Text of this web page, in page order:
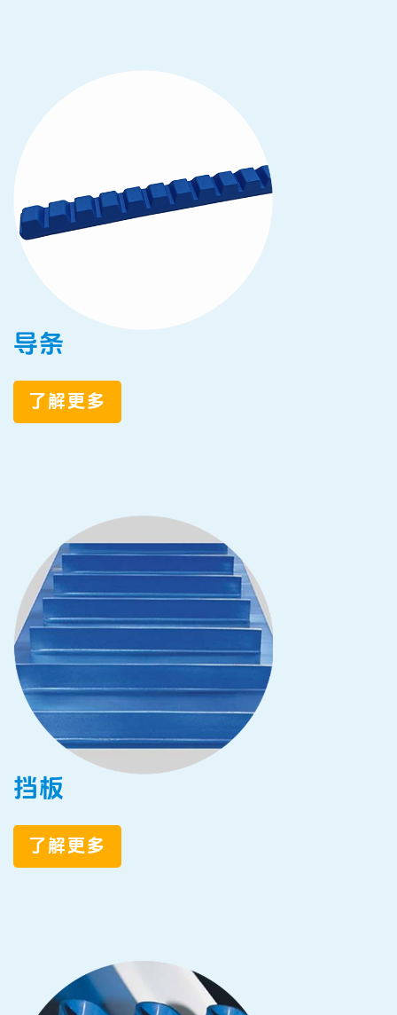
导条
了解更多
挡板
了解更多